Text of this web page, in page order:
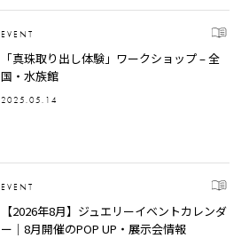
EVENT
「真珠取り出し体験」ワークショップ – 全
国・水族館
2025.05.14
EVENT
【2026年8月】ジュエリーイベントカレンダ
ー｜8月開催のPOP UP・展示会情報